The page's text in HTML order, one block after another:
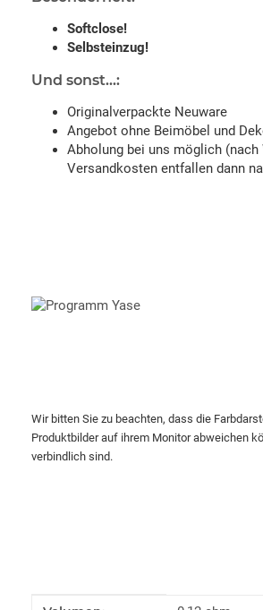
Softclose!
Selbsteinzug!
Und sonst...:
Originalverpackte Neuware
Angebot ohne Beimöbel und
Abholung bei uns möglich (nach
Versandkosten entfallen dann
Wir bitten Sie zu beachten, dass die
Produktbilder auf ihrem Monitor abweichen
verbindlich sind.